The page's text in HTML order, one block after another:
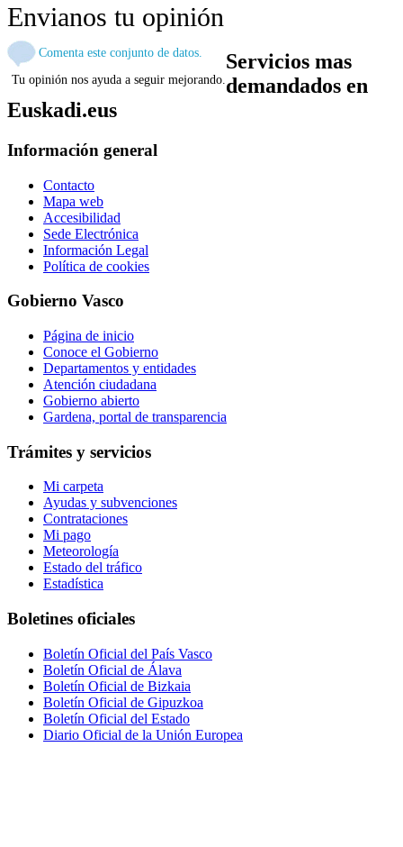
Envianos tu opinión
Comenta este conjunto de datos.
Tu opinión nos ayuda a seguir mejorando.
Servicios mas
demandados en
Euskadi.eus
Información general
Contacto
Mapa web
Accesibilidad
Sede Electrónica
Información Legal
Política de cookies
Gobierno Vasco
Página de inicio
Conoce el Gobierno
Departamentos y entidades
Atención ciudadana
Gobierno abierto
Gardena, portal de transparencia
Trámites y servicios
Mi carpeta
Ayudas y subvenciones
Contrataciones
Mi pago
Meteorología
Estado del tráfico
Estadística
Boletines oficiales
Boletín Oficial del País Vasco
Boletín Oficial de Álava
Boletín Oficial de Bizkaia
Boletín Oficial de Gipuzkoa
Boletín Oficial del Estado
Diario Oficial de la Unión Europea